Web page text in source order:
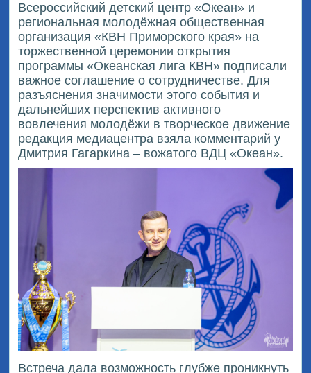
Всероссийский детский центр «Океан» и
региональная молодёжная общественная
организация «КВН Приморского края» на
торжественной церемонии открытия
программы «Океанская лига КВН» подписали
важное соглашение о сотрудничестве. Для
разъяснения значимости этого события и
дальнейших перспектив активного
вовлечения молодёжи в творческое движение
редакция медиацентра взяла комментарий у
Дмитрия Гагаркина – вожатого ВДЦ «Океан».
Встреча дала возможность глубже проникнуть